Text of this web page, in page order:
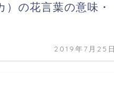
）の花言葉の意味・
2019年7月25